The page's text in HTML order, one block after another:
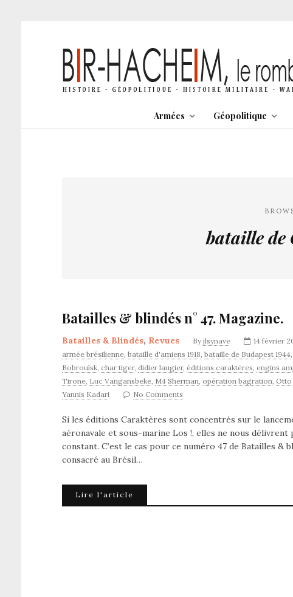
Armées Géopolitique
bataille de
Batailles & blindés n° 47. Magazine.
Batailles & Blindés, Revues By jlsynave 14 février
armée brésilienne, bataille d'amiens 1918, bataille de Budapest 1944,
Bobrouïsk, char tiger, didier laugier, éditions caraktères, engins
Tirone, Luc Vangansbeke, M4 Sherman, opération bagration, Otto
Yannis Kadari
No Comments
Si les éditions Caraktères sont concentrés sur le
aéronavale et sous-marine Los !, elles ne nous délivrent
constant. C’est le cas pour ce numéro 47 de Batailles
consacré au Brésil…
Lire l'article